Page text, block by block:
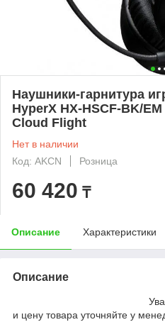
Наушники-гарнитура
HyperX HX-HSCF-BK/
Cloud Flight
Нет в наличии
Код: AKCN
Розница
60 420 ₸
Описание Характеристики
Описание
Уважаемые
и цену товара уточняйте у